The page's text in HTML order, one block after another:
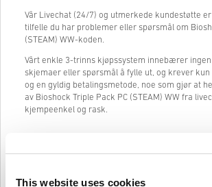
This website uses cookies
Vår Livechat (24/7) og utmerkede kundestøtte
tilfelle du har problemer eller spørsmål om
(STEAM) WW-koden.
Vårt enkle 3-trinns kjøpssystem innebærer
skjemaer eller spørsmål å fylle ut, og krever kun
og en gyldig betalingsmetode, noe som gjør at
av Bioshock Triple Pack PC (STEAM) WW fra
kjempeenkel og rask.
Slik fungerer det på Livecards.net